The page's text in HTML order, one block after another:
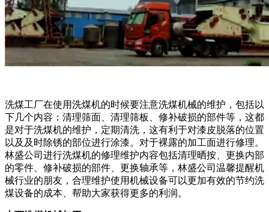
洗煤工厂在使用洗煤机的时候要注意洗煤机械的维护，包括以
下几个内容：清理筛面、清理筛板、修补破损的部件等，这都
是对于洗煤机的维护，定期清洗，这有利于对漆皮脱落的位置
以及及时除锈的部位进行涂漆。对于裸露的加工面进行修理。
林盛公司进行洗煤机的修理维护内容包括清理晒按、更换内部
的零件、修补破损的部件、更换轴承等，林盛公司温馨提醒机
械行业的朋友，合理维护使用机械设备可以更加有效的节约洗
煤设备的成本、帮助大家获得更多的利润。